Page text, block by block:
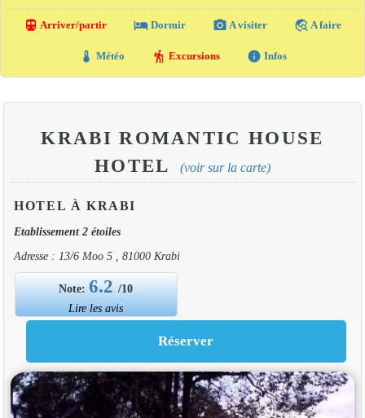
directions_transit Arriver/partir local_hotel Dormir photo_camera A visiter travel_explore A faire
thermostat Météo hiking Excursions info Infos
KRABI ROMANTIC HOUSE
HOTEL
(voir sur la carte)
HOTEL À KRABI
Etablissement 2 étoiles
Adresse : 13/6 Moo 5 , 81000 Krabi
Note:6.2/10
Lire les avis